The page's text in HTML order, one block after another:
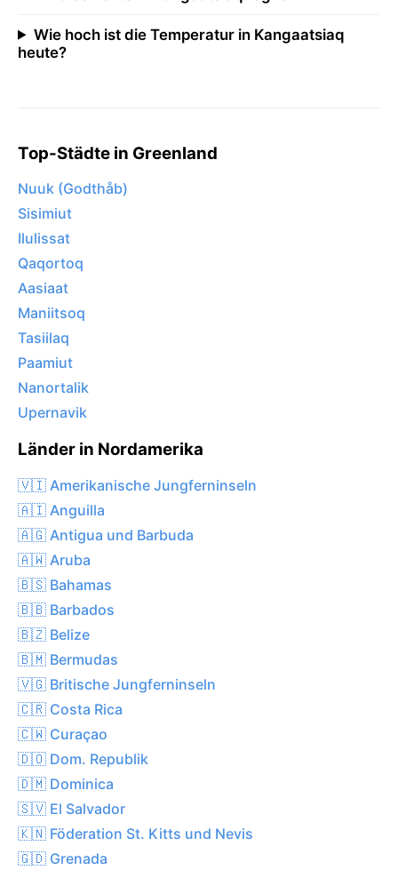
Wie hoch ist die Temperatur in Kangaatsiaq
heute?
Top-Städte in Greenland
Nuuk (Godthåb)
Sisimiut
Ilulissat
Qaqortoq
Aasiaat
Maniitsoq
Tasiilaq
Paamiut
Nanortalik
Upernavik
Länder in Nordamerika
🇻🇮 Amerikanische Jungferninseln
🇦🇮 Anguilla
🇦🇬 Antigua und Barbuda
🇦🇼 Aruba
🇧🇸 Bahamas
🇧🇧 Barbados
🇧🇿 Belize
🇧🇲 Bermudas
🇻🇬 Britische Jungferninseln
🇨🇷 Costa Rica
🇨🇼 Curaçao
🇩🇴 Dom. Republik
🇩🇲 Dominica
🇸🇻 El Salvador
🇰🇳 Föderation St. Kitts und Nevis
🇬🇩 Grenada